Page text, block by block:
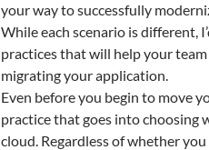
your way to successfully
While each scenario is different,
practices that will help your
migrating your application.
Even before you begin to move
practice that goes into choosing
cloud. Regardless of whether